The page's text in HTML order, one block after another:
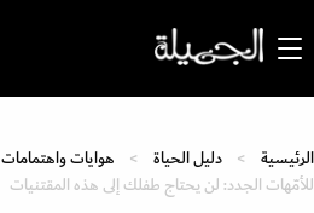
الرئيسية دليل الحياة
هوايات واهتمامات
للأمّهات الجدد: لن يحتاج طفلك إلى هذه المقتنيات